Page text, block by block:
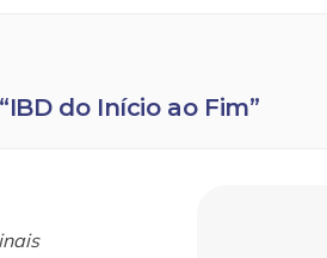
do Início ao Fim”